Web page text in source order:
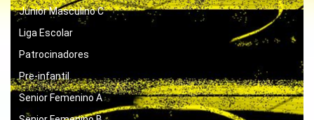
Junior Masculino C
Liga Escolar
Patrocinadores
Pre-infantil
Senior Femenino A